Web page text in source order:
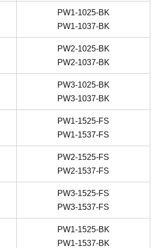
PW1-1025-BK
PW1-1037-BK
PW2-1025-BK
PW2-1037-BK
PW3-1025-BK
PW3-1037-BK
PW1-1525-FS
PW1-1537-FS
PW2-1525-FS
PW2-1537-FS
PW3-1525-FS
PW3-1537-FS
PW1-1525-BK
PW1-1537-BK